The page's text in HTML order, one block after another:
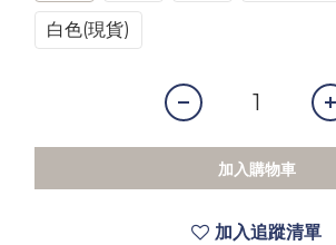
白色(現貨)
加入購物車
加入追蹤清單